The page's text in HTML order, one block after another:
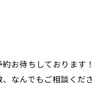
お待ちしております
なんでもご相談くだ